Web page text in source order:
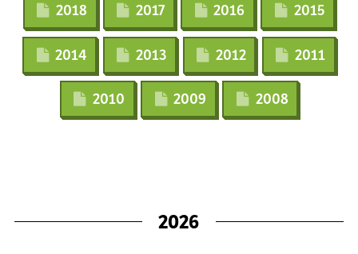
2018 2017 2016 2015
2014 2013 2012 2011
2010 2009 2008
2026